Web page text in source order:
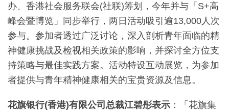
办、香港社会服务联会(社联)筹划，今年并与「S+高
峰会暨博览」同步举行，两日活动吸引逾13,000人次
参与。参加者透过广泛讨论，深入剖析青年面临的精
神健康挑战及检视相关政策的影响，并探讨全方位支
持策略与最佳实践方案。活动特设互动展览，为参加
者提供与青年精神健康相关的宝贵资源及信息。
花旗银行(香港)有限公司总裁江碧彤表示 ：「花旗集